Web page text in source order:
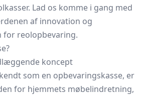
Lad os komme i gang med
af innovation og
reolopbevaring.
koncept
som en opbevaringskasse, er
for hjemmets møbelindretning,